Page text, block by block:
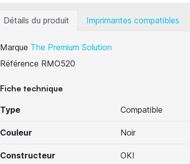
Détails du produit Imprimantes compatibles
Marque The Premium Solution
Référence RMO520
Fiche technique
Type Compatible
Couleur Noir
Constructeur OKI